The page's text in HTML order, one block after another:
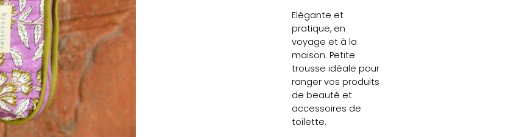
Elégante et
pratique, en
voyage et à la
maison. Petite
trousse idéale pour
ranger vos produits
de beauté et
accessoires de
toilette.